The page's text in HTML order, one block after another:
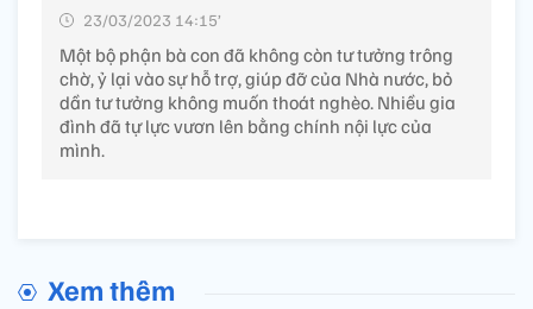
23/03/2023 14:15’
Một bộ phận bà con đã không còn tư tưởng trông
chờ, ỷ lại vào sự hỗ trợ, giúp đỡ của Nhà nước, bỏ
dần tư tưởng không muốn thoát nghèo. Nhiều gia
đình đã tự lực vươn lên bằng chính nội lực của
mình.
Xem thêm